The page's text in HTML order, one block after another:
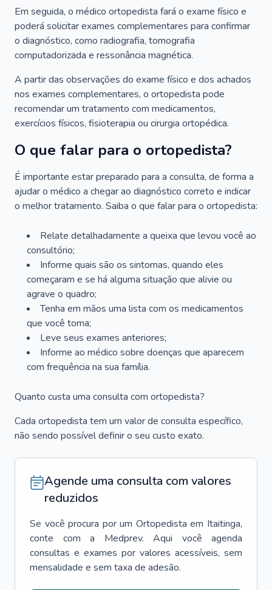
Em seguida, o médico ortopedista fará o exame físico e
poderá solicitar exames complementares para confirmar
o diagnóstico, como radiografia, tomografia
computadorizada e ressonância magnética.
A partir das observações do exame físico e dos achados
nos exames complementares, o ortopedista pode
recomendar um tratamento com medicamentos,
exercícios físicos, fisioterapia ou cirurgia ortopédica.
O que falar para o ortopedista?
É importante estar preparado para a consulta, de forma a
ajudar o médico a chegar ao diagnóstico correto e indicar
o melhor tratamento. Saiba o que falar para o ortopedista:
Relate detalhadamente a queixa que levou você ao
consultório;
Informe quais são os sintomas, quando eles
começaram e se há alguma situação que alivie ou
agrave o quadro;
Tenha em mãos uma lista com os medicamentos
que você toma;
Leve seus exames anteriores;
Informe ao médico sobre doenças que aparecem
com frequência na sua família.
Quanto custa uma consulta com ortopedista?
Cada ortopedista tem um valor de consulta específico,
não sendo possível definir o seu custo exato.
Agende uma consulta com valores
reduzidos
Se você procura por um Ortopedista em Itaitinga,
conte com a Medprev. Aqui você agenda
consultas e exames por valores acessíveis, sem
mensalidade e sem taxa de adesão.